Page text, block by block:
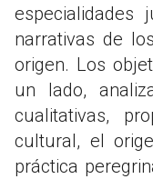
narrativas de
origen. Los
un lado,
cualitativas,
cultural, el
práctica